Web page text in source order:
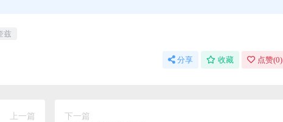
兹
分享 收藏 点赞(0)
上一篇 下一篇